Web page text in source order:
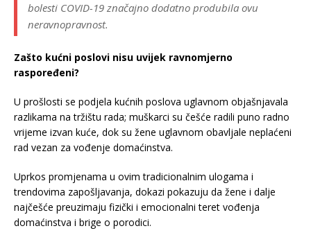
bolesti COVID-19 značajno dodatno produbila ovu
neravnopravnost.
Zašto kućni poslovi nisu uvijek ravnomjerno
raspoređeni?
U prošlosti se podjela kućnih poslova uglavnom objašnjavala
razlikama na tržištu rada; muškarci su češće radili puno radno
vrijeme izvan kuće, dok su žene uglavnom obavljale neplaćeni
rad vezan za vođenje domaćinstva.
Uprkos promjenama u ovim tradicionalnim ulogama i
trendovima zapošljavanja, dokazi pokazuju da žene i dalje
najčešće preuzimaju fizički i emocionalni teret vođenja
domaćinstva i brige o porodici.